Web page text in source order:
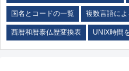
国名とコードの一覧 複数言語に
西暦和暦泰仏歴変換表 UNIX時間